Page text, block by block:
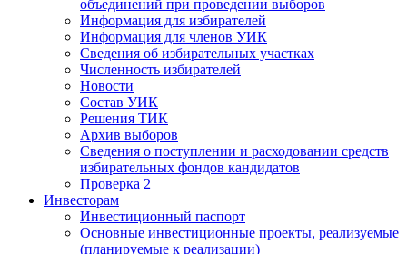
объединений при проведении выборов
Информация для избирателей
Информация для членов УИК
Сведения об избирательных участках
Численность избирателей
Новости
Состав УИК
Решения ТИК
Архив выборов
Сведения о поступлении и расходовании средств
избирательных фондов кандидатов
Проверка 2
Инвесторам
Инвестиционный паспорт
Основные инвестиционные проекты, реализуемые
(планируемые к реализации)